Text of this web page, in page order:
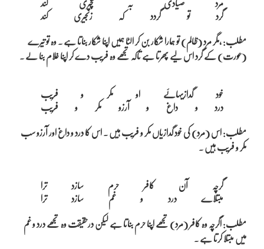
گرد تو گردد کہ زنجیری کند
مطلب: ،مگر مرد (ظالم) تو ہمارا شکار بن کر الٹا ہمیں اپنا شکار بناتا ہے ۔ وہ تو تیرے
(عورت) کے گرد اس لیے پھرتا ہے تاکہ تجھے وہ فریب دے کر اپنا غلام بنا لے ۔
خود گدازیہائے او مکر و فریب
مطلب: اس (مرد) کی خود گدازیاں مکر و فریب ہیں ۔ اس کا درد و داغ اور آرزو سب
مکر و فریب ہیں ۔
گرچہ آن کافر حرم سازد ترا
مطلب: اگرچہ وہ کافر (مرد) تجھے اپنا حرم بناتا ہے لیکن درحقیقت وہ تجھے درد و غم
میں مبتلا کرتا ہے ۔